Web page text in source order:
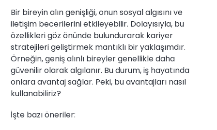
Bir bireyin alın genişliği, onun sosyal algısını ve
iletişim becerilerini etkileyebilir. Dolayısıyla, bu
özellikleri göz önünde bulundurarak kariyer
stratejileri geliştirmek mantıklı bir yaklaşımdır.
Örneğin, geniş alınlı bireyler genellikle daha
güvenilir olarak algılanır. Bu durum, iş hayatında
onlara avantaj sağlar. Peki, bu avantajları nasıl
kullanabiliriz?
İşte bazı öneriler: